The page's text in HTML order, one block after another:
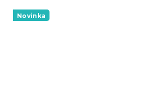
Novinka